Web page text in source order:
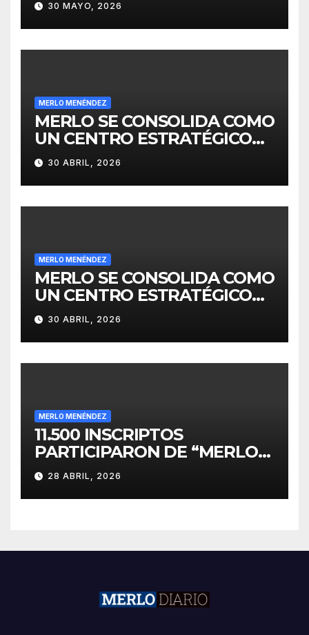
30 MAYO, 2026
MERLO MENÉNDEZ
MERLO SE CONSOLIDA COMO
UN CENTRO ESTRATÉGICO
PARA EL DESARROLLO DE
INVERSIONES
30 ABRIL, 2026
MERLO MENÉNDEZ
MERLO SE CONSOLIDA COMO
UN CENTRO ESTRATÉGICO
PARA EL DESARROLLO DE
INVERSIONES
30 ABRIL, 2026
MERLO MENÉNDEZ
11.500 INSCRIPTOS
PARTICIPARON DE “MERLO
CORRE POR MALVINAS”
28 ABRIL, 2026